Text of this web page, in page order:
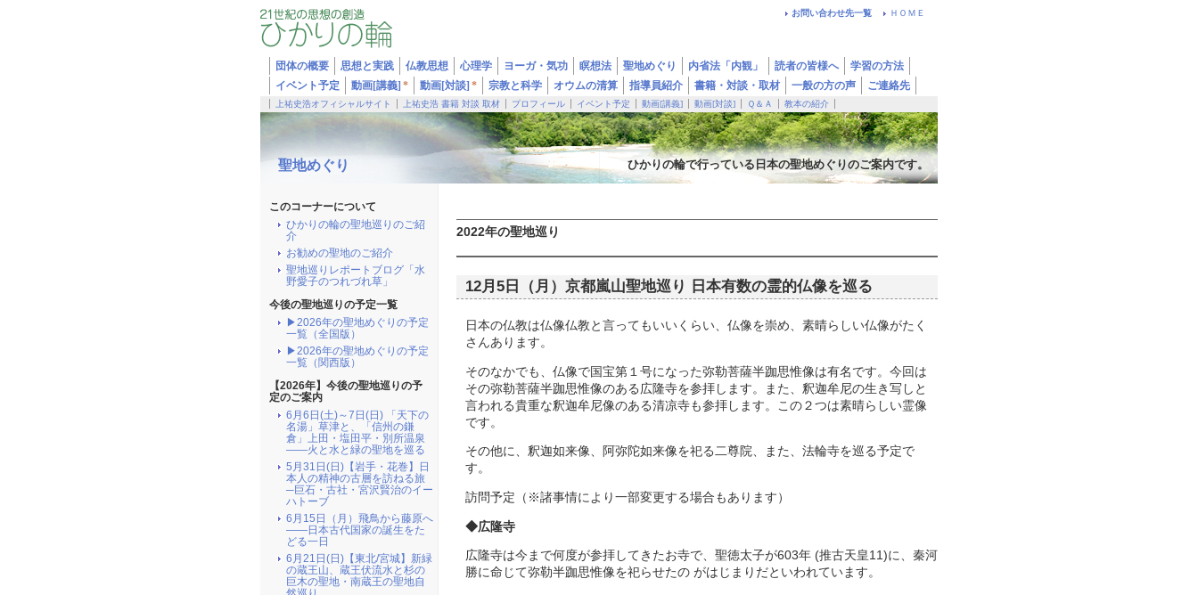
ＨＯＭＥ
お問い合わせ先一覧
団体の概要 思想と実践 仏教思想 心理学 ヨーガ・気功 瞑想法 聖地めぐり 内省法「内観」 読者の皆様へ
学習の方法
イベント予定
動画[講義] * 動画[対談] * 宗教と科学 オウムの清算 指導員紹介 書籍・対談・取材 一般の方の声 ご連絡先
上祐史浩オフィシャルサイト 上祐史浩 書籍 対談 取材 プロフィール イベント予定 動画[講義] 動画[対談] Ｑ＆Ａ 教本の紹介
聖地めぐり ひかりの輪で行っている日本の聖地めぐりのご案内です。
2022年の聖地巡り
12月5日（月）京都嵐山聖地巡り 日本有数の霊的仏像を巡る
日本の仏教は仏像仏教と言ってもいいくらい、仏像を崇め、素晴らしい仏像がたく
さんあります。
そのなかでも、仏像で国宝第１号になった弥勒菩薩半跏思惟像は有名です。今回は
その弥勒菩薩半跏思惟像のある広隆寺を参拝します。また、釈迦牟尼の生き写しと
言われる貴重な釈迦牟尼像のある清凉寺も参拝します。この２つは素晴らしい霊像
です。
その他に、釈迦如来像、阿弥陀如来像を祀る二尊院、また、法輪寺を巡る予定で
す。
訪問予定（※諸事情により一部変更する場合もあります）
◆広隆寺
広隆寺は今まで何度が参拝してきたお寺で、聖徳太子が603年 (推古天皇11)に、秦河
勝に命じて弥勒半跏思惟像を祀らせたの がはじまりだといわれています。
このコーナーについて
ひかりの輪の聖地巡りのご紹
介
お勧めの聖地のご紹介
聖地巡りレポートブログ「水
野愛子のつれづれ草」
今後の聖地巡りの予定一覧
▶2026年の聖地めぐりの予定
一覧（全国版）
▶2026年の聖地めぐりの予定
一覧（関西版）
【2026年】今後の聖地巡りの予
定のご案内
6月6日(土)～7日(日) 「天下の
名湯」草津と、「信州の鎌
倉」上田・塩田平・別所温泉
――火と水と緑の聖地を巡る
5月31日(日)【岩手・花巻】日
本人の精神の古層を訪ねる旅
─巨石・古社・宮沢賢治のイー
ハトーブ
6月15日（月）飛鳥から藤原へ
――日本古代国家の誕生をた
どる一日
6月21日(日)【東北/宮城】新緑
の蔵王山、蔵王伏流水と杉の
巨木の聖地・南蔵王の聖地自